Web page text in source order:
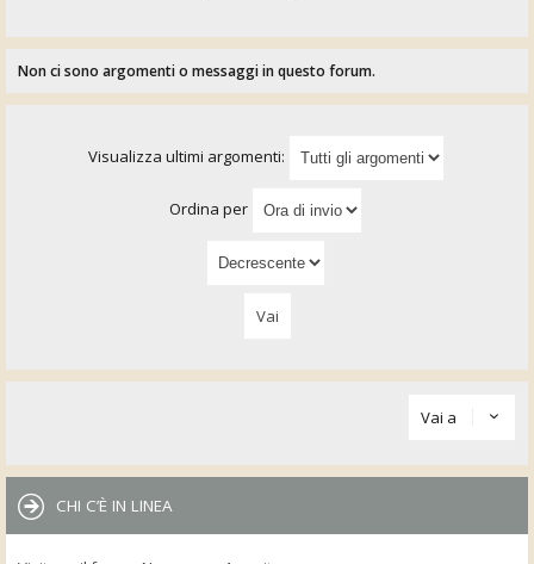
Non ci sono argomenti o messaggi in questo forum.
Visualizza ultimi argomenti:
Ordina per
Vai a
CHI C’È IN LINEA